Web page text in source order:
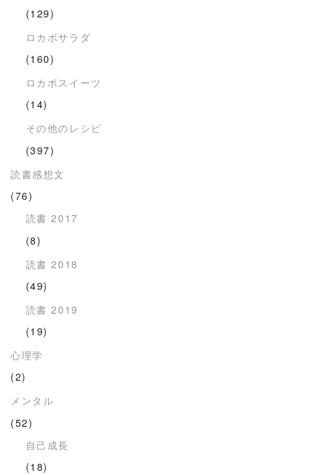
(129)
ロカボサラダ
(160)
ロカボスイーツ
(14)
その他のレシピ
(397)
読書感想文
(76)
読書 2017
(8)
読書 2018
(49)
読書 2019
(19)
心理学
(2)
メンタル
(52)
自己成長
(18)